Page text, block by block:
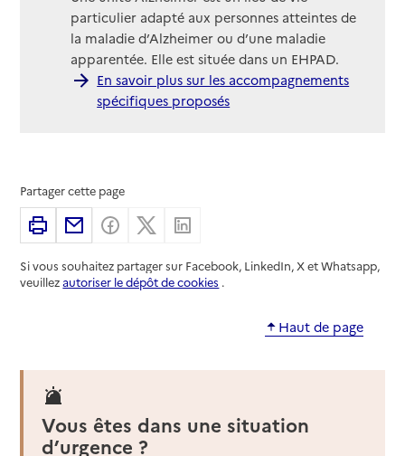
particulier adapté aux personnes atteintes de
la maladie d’Alzheimer ou d’une maladie
apparentée. Elle est située dans un EHPAD.
En savoir plus sur les accompagnements
spécifiques proposés
Partager cette page
ImprimerPartager par email
Partager sur Facebook
Partager sur X
Si vous souhaitez partager sur Facebook, LinkedIn, X et Whatsapp,
veuillezautoriser le dépôt de cookies .
Haut de page
Vous êtes dans une situation
d’urgence ?